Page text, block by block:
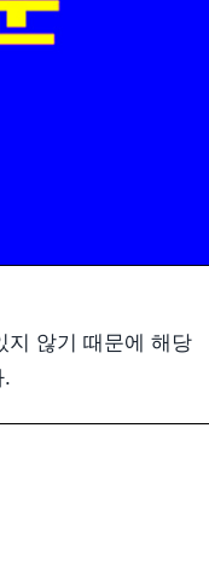
지 않기 때문에 해당
.